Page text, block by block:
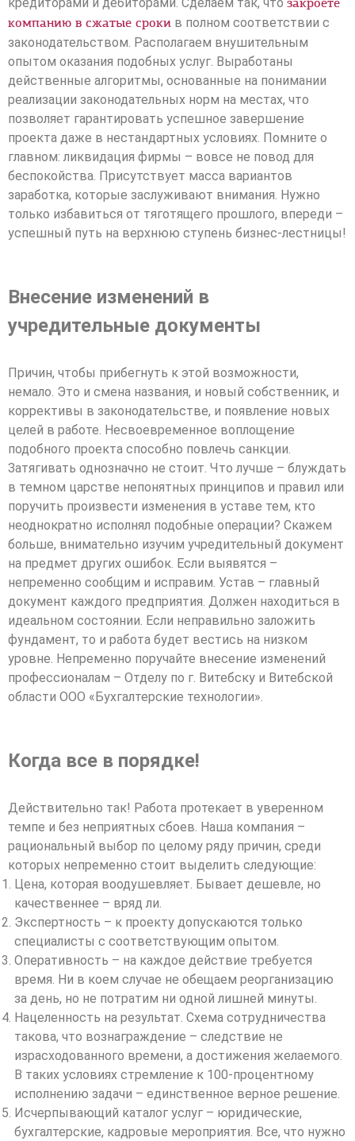
закроете
компанию в сжатые сроки в полном соответствии с
законодательством. Располагаем внушительным
опытом оказания подобных услуг. Выработаны
действенные алгоритмы, основанные на понимании
реализации законодательных норм на местах, что
позволяет гарантировать успешное завершение
проекта даже в нестандартных условиях. Помните о
главном: ликвидация фирмы – вовсе не повод для
беспокойства. Присутствует масса вариантов
заработка, которые заслуживают внимания. Нужно
только избавиться от тяготящего прошлого, впереди –
успешный путь на верхнюю ступень бизнес-лестницы!
Внесение изменений в
учредительные документы
Причин, чтобы прибегнуть к этой возможности,
немало. Это и смена названия, и новый собственник, и
коррективы в законодательстве, и появление новых
целей в работе. Несвоевременное воплощение
подобного проекта способно повлечь санкции.
Затягивать однозначно не стоит. Что лучше – блуждать
в темном царстве непонятных принципов и правил или
поручить произвести изменения в уставе тем, кто
неоднократно исполнял подобные операции? Скажем
больше, внимательно изучим учредительный документ
на предмет других ошибок. Если выявятся –
непременно сообщим и исправим. Устав – главный
документ каждого предприятия. Должен находиться в
идеальном состоянии. Если неправильно заложить
фундамент, то и работа будет вестись на низком
уровне. Непременно поручайте внесение изменений
профессионалам – Отделу по г. Витебску и Витебской
области ООО «Бухгалтерские технологии».
Когда все в порядке!
Действительно так! Работа протекает в уверенном
темпе и без неприятных сбоев. Наша компания –
рациональный выбор по целому ряду причин, среди
которых непременно стоит выделить следующие:
Цена, которая воодушевляет. Бывает дешевле, но
качественнее – вряд ли.
Экспертность – к проекту допускаются только
специалисты с соответствующим опытом.
Оперативность – на каждое действие требуется
время. Ни в коем случае не обещаем реорганизацию
за день, но не потратим ни одной лишней минуты.
Нацеленность на результат. Схема сотрудничества
такова, что вознаграждение – следствие не
израсходованного времени, а достижения желаемого.
В таких условиях стремление к 100-процентному
исполнению задачи – единственное верное решение.
Исчерпывающий каталог услуг – юридические,
бухгалтерские, кадровые мероприятия. Все, что нужно